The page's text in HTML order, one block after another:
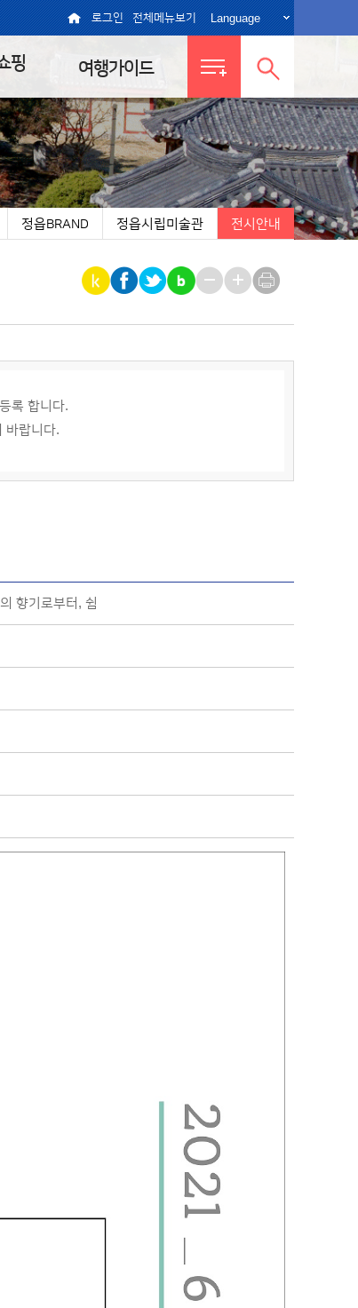
로그인 전체메뉴보기 Language
핑 여행가이드
전체메뉴
보기
통합검색
열기
정읍BRAND 정읍시립미술관 전시안내
록 합니다.
바랍니다.
향기로부터, 쉼